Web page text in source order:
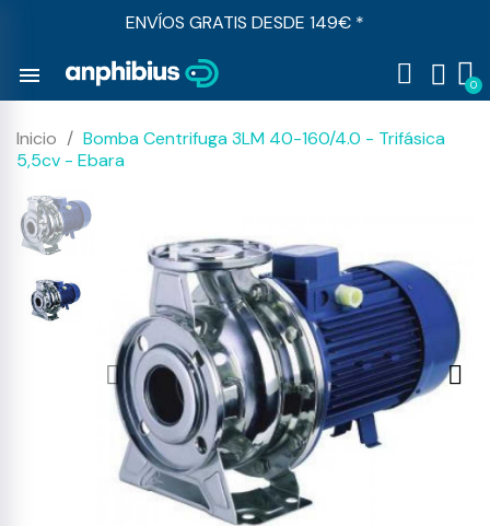
ENVÍOS GRATIS DESDE 149€ *
menu
Inicio
Bomba Centrifuga 3LM 40-160/4.0 - Trifásica
5,5cv - Ebara